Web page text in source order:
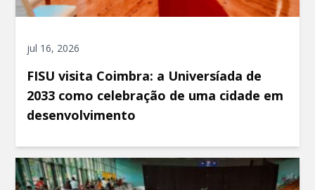
jul 16, 2026
FISU visita Coimbra: a Universíada de
2033 como celebração de uma cidade em
desenvolvimento